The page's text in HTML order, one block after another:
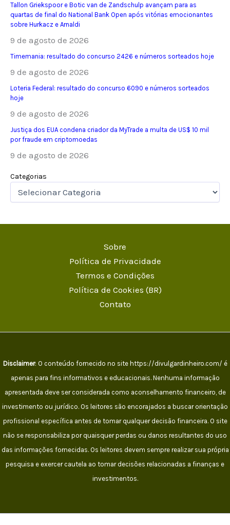
Tallon Griekspoor e Botic van de Zandschulp avançam para as
quartas de final do National Bank Open após vitórias emocionantes
sobre Hurkacz e Arnaldi
9 de agosto de 2026
Timemania: resultado do concurso 2426 e números sorteados hoje
9 de agosto de 2026
Loteria Federal: resultado do concurso 6090 e números sorteados
hoje
9 de agosto de 2026
Justiça dos EUA condena criador da MyTrade a multa de US$ 10 mil
por fraude em criptomoedas
9 de agosto de 2026
Categorias
Sobre
Política de Privacidade
Termos e Condições
Política de Cookies (BR)
Contato
Disclaimer: O conteúdo fornecido no site https://divulgardinheiro.com/ é
apenas para fins informativos e educacionais. Nenhuma informação
apresentada deve ser considerada como aconselhamento financeiro, de
investimento ou jurídico. Os leitores são encorajados a buscar orientação
profissional específica antes de tomar qualquer decisão financeira. O site
não se responsabiliza por quaisquer perdas ou danos resultantes do uso
das informações fornecidas. Os leitores devem sempre realizar sua própria
pesquisa e exercer cautela ao tomar decisões relacionadas a finanças e
investimentos.